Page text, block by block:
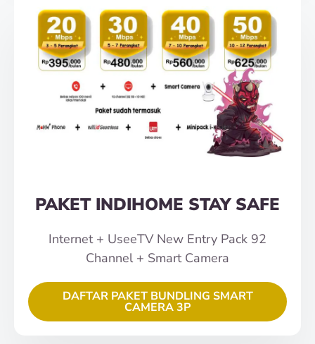
PAKET INDIHOME STAY SAFE
Internet + UseeTV New Entry Pack 92
Channel + Smart Camera
DAFTAR PAKET BUNDLING SMART
CAMERA 3P